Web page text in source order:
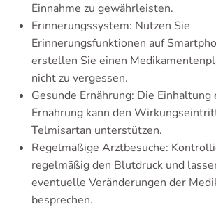
Einnahme zu gewährleisten.
Erinnerungssystem: Nutzen Sie
Erinnerungsfunktionen auf
erstellen Sie einen
nicht zu vergessen.
Gesunde Ernährung: Die Einhaltung
Ernährung kann den
Telmisartan unterstützen.
Regelmäßige Arztbesuche:
regelmäßig den Blutdruck und
eventuelle Veränderungen der
besprechen.